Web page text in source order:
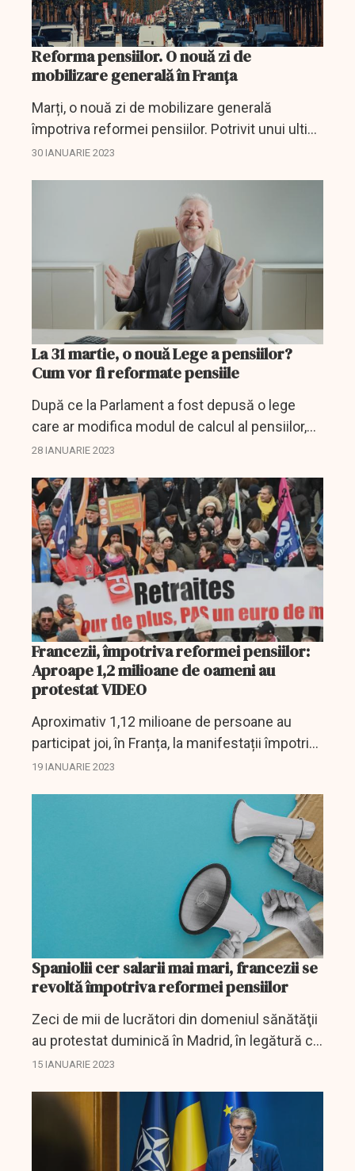
Reforma pensiilor. O nouă zi de
mobilizare generală în Franța
Marți, o nouă zi de mobilizare generală
împotriva reformei pensiilor. Potrivit unui ultim
sondaj, 61% dintre francezi sunt de acord cu
30 IANUARIE 2023
La 31 martie, o nouă Lege a pensiilor?
Cum vor fi reformate pensiile
După ce la Parlament a fost depusă o lege
care ar modifica modul de calcul al pensiilor,
Guvernul a emis o poziție privitoare la acesta.
28 IANUARIE 2023
Francezii, împotriva reformei pensiilor:
Aproape 1,2 milioane de oameni au
protestat VIDEO
Aproximativ 1,12 milioane de persoane au
participat joi, în Franța, la manifestații împotriva
proiectului guvernamental de reformă a
19 IANUARIE 2023
Spaniolii cer salarii mai mari, francezii se
revoltă împotriva reformei pensiilor
Zeci de mii de lucrători din domeniul sănătăţii
au protestat duminică în Madrid, în legătură cu
ceea ce ei consideră a fi distrugerea
guvernul...
15 IANUARIE 2023